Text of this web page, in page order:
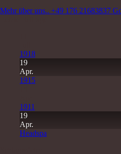
Mehr über uns.. +49 176 21683837
1918
19
Apr.
1915
1911
19
Apr.
Headspa